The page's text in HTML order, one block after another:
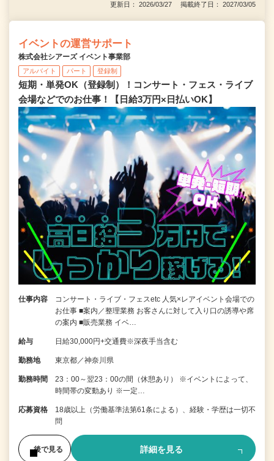
更新日： 2026/03/27 掲載終了日： 2027/03/05
イベントの運営サポート
株式会社シアーズ イベント事業部
アルバイト パート 登録制
短期・単発OK（登録制）！コンサート・フェス・ライブ
会場などでのお仕事！【日給3万円×日払いOK】
仕事内容
コンサート・ライブ・フェスetc 人気×レアイベント会場での
お仕事 ■案内／整理業務 お客さんに対して入り口の誘導や席
の案内 ■販売業務 イベ…
給与 日給30,000円+交通費※深夜手当含む
勤務地 東京都／神奈川県
勤務時間
23：00～翌23：00の間（休憩あり） ※イベントによって、
時間帯の変動あり ※一定…
応募資格
18歳以上（労働基準法第61条による）、経験・学歴は一切不
問
後で見る 詳細を見る